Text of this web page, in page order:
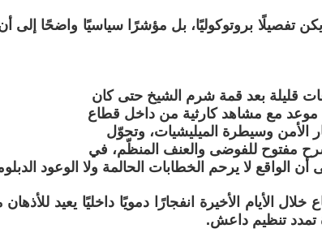
تفصيلًا بروتوكوليًا، بل مؤشرًا سياسيًا واضحًا إلى أن
قليلة بعد قمة شرم الشيخ حتى كان
موعد مع مشاهد كارثية من داخل قطاع
الأمن وسيطرة الميليشيات، وتحوّل
مفتوح للفوضى والعنف المنظّم، في
أن الواقع لا يرحم الخطابات الحالمة ولا الوعود
الأيام الأخيرة انفجارًا دمويًا داخليًا يعيد
تمدد تنظيم داعش.